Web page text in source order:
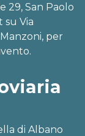
29, San Paolo
su Via
per
di Albano